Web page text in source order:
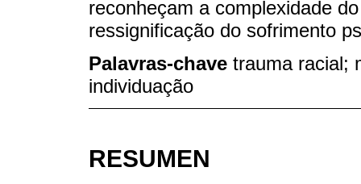
reconheçam a complexidade
ressignificação do sofrimento
Palavras-chave trauma racial;
individuação
RESUMEN